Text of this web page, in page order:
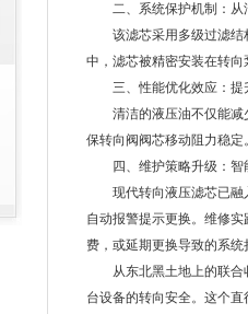
二、系统保护机制：从
该滤芯采用多级过滤结构
中，滤芯被精密安装在转
三、性能优化效应：提
清洁的液压油不仅能减少
保转向阀阀芯移动阻力稳
四、维护策略升级：智
现代转向液压滤芯已融入
自动报警提示更换。维修
费，或延期更换导致的系统
从东北黑土地上的联合收
台设备的转向安全。这个